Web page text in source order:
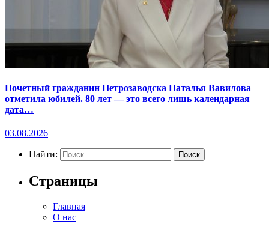
Почетный гражданин Петрозаводска Наталья Вавилова
отметила юбилей. 80 лет — это всего лишь календарная
дата…
03.08.2026
Найти:
Страницы
Главная
О нас